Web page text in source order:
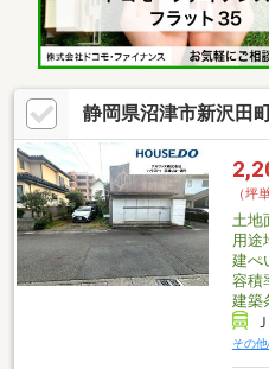
静岡県沼津市新沢田
（坪
土地
用途
建ぺ
容積
建築
その